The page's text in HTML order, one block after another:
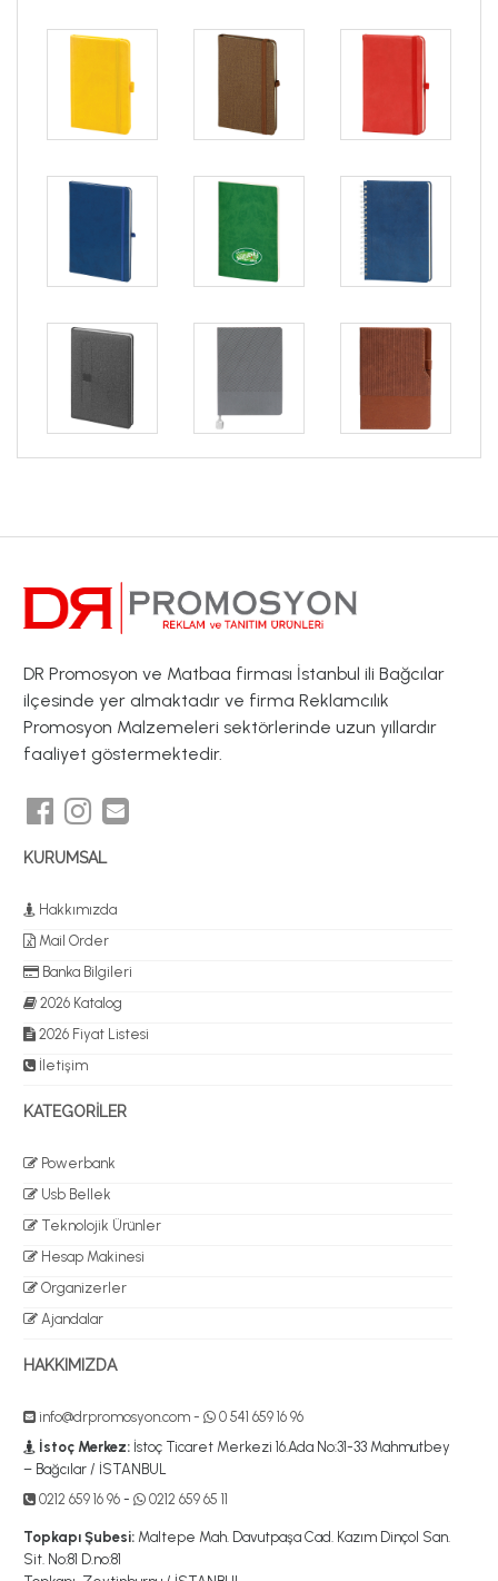
DR Promosyon ve Matbaa firması İstanbul ili Bağcılar
ilçesinde yer almaktadır ve firma Reklamcılık
Promosyon Malzemeleri sektörlerinde uzun yıllardır
faaliyet göstermektedir.
KURUMSAL
Hakkımızda
Mail Order
Banka Bilgileri
2026 Katalog
2026 Fiyat Listesi
İletişim
KATEGORİLER
Powerbank
Usb Bellek
Teknolojik Ürünler
Hesap Makinesi
Organizerler
Ajandalar
HAKKIMIZDA
info@drpromosyon.com -
0 541 659 16 96
İstoç Merkez: İstoç Ticaret Merkezi 16.Ada No:31-33 Mahmutbey
– Bağcılar / İSTANBUL
0212 659 16 96 - 0212 659 65 11
Topkapı Şubesi: Maltepe Mah. Davutpaşa Cad. Kazım Dinçol San.
Sit. No:81 D.no:81